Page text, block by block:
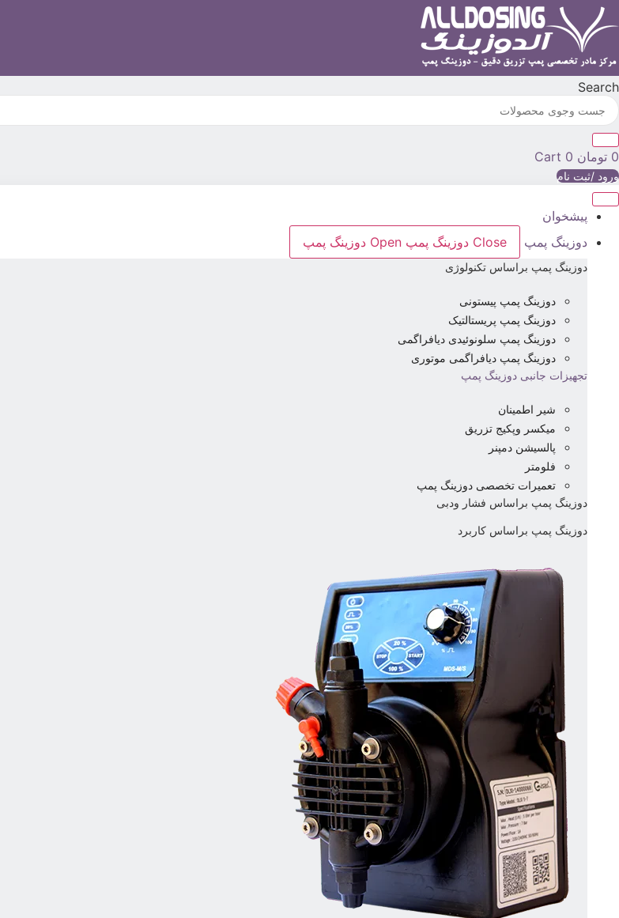
پرش
به
Search
0 تومان 0
Cart
ورود /ثبت نام
پیشخوان
دوزینگ پمپ
Close دوزینگ پمپ Open دوزینگ پمپ
دوزینگ پمپ براساس تکنولوژی
دوزینگ پمپ پیستونی
دوزینگ پمپ پریستالتیک
دوزینگ پمپ سلونوئیدی دیافراگمی
دوزینگ پمپ دیافراگمی موتوری
تجهیزات جانبی دوزینگ پمپ
شیر اطمینان
میکسر وپکیج تزریق
پالسیشن دمپنر
فلومتر
تعمیرات تخصصی دوزینگ پمپ
دوزینگ پمپ براساس فشار ودبی
دوزینگ پمپ براساس کاربرد